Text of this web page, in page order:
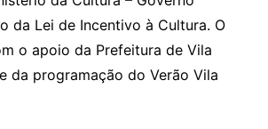
da Lei de Incentivo à Cultura. O
o apoio da Prefeitura de Vila
da programação do Verão Vila